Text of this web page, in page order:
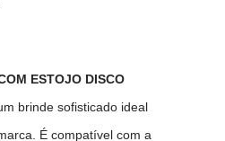
ESTOJO DISCO
brinde sofisticado ideal
É compatível com a